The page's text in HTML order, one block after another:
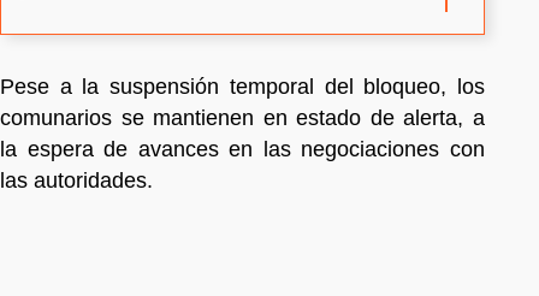
Pese a la suspensión temporal del bloqueo, los
comunarios se mantienen en estado de alerta, a
la espera de avances en las negociaciones con
las autoridades.